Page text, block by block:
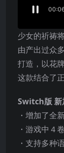
少女的祈祷
由产出过众
打造，以花
这款结合了
Switch版 新
・增加了全
・游戏中４
・支持多种